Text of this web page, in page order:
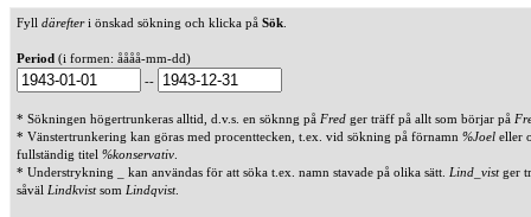
Fyll därefteri önskad sökning och klicka på Sök
Period (i formen: åååå-mm-dd)
--
* Sökningen högertrunkeras alltid, d.v.s. en söknng på Fred ger träff på allt som börjar på
* Vänstertrunkering kan göras med procenttecken, t.ex. vid sökning på förnamn %Joel eller
fullständig titel %konservativ
* Understrykning _ kan användas för att söka t.ex. namn stavade på olika sätt. Lind_vistger
såväl Lindkvistsom Lindqvist.